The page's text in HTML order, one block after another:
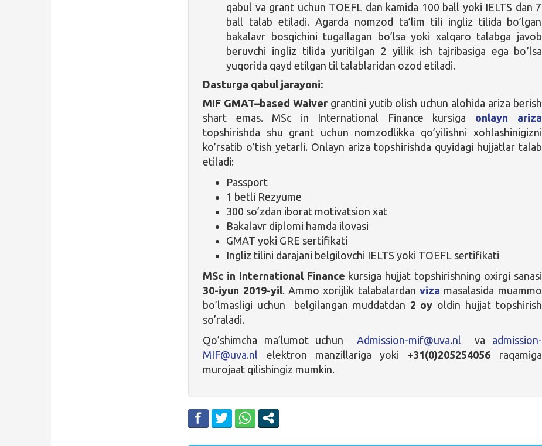
qabul va grant uchun TOEFL dan kamida 100 ball yoki IELTS dan 7
ball talab etiladi. Agarda nomzod ta’lim tili ingliz tilida bo’lgan
bakalavr bosqichini tugallagan bo’lsa yoki xalqaro talabga javob
beruvchi ingliz tilida yuritilgan 2 yillik ish tajribasiga ega bo’lsa
yuqorida qayd etilgan til talablaridan ozod etiladi.
Dasturga qabul jarayoni:
MIF GMAT–based Waiver grantini yutib olish uchun alohida ariza berish
shart emas. MSc in International Finance kursiga onlayn ariza
topshirishda shu grant uchun nomzodlikka qo’yilishni xohlashinigizni
ko’rsatib o’tish yetarli. Onlayn ariza topshirishda quyidagi hujjatlar talab
etiladi:
Passport
1 betli Rezyume
300 so’zdan iborat motivatsion xat
Bakalavr diplomi hamda ilovasi
GMAT yoki GRE sertifikati
Ingliz tilini darajani belgilovchi IELTS yoki TOEFL sertifikati
MSc in International Finance kursiga hujjat topshirishning oxirgi sanasi
30-iyun 2019-yil. Ammo xorijlik talabalardan viza masalasida muammo
bo’lmasligi uchun belgilangan muddatdan 2 oy oldin hujjat topshirish
so’raladi.
Qo’shimcha ma’lumot uchun Admission-mif@uva.nl va admission-
MIF@uva.nl
elektron manzillariga yoki +31(0)205254056 raqamiga
murojaat qilishingiz mumkin.